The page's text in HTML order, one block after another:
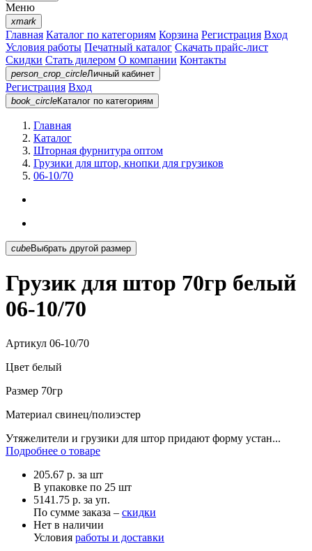
Меню
xmark
Главная Каталог по категориям Корзина Регистрация Вход
Условия работы Печатный каталог Скачать прайс-лист
Скидки Стать дилером О компании Контакты
person_crop_circleЛичный кабинет
Регистрация Вход
book_circleКаталог по категориям
Главная
Каталог
Шторная фурнитура оптом
Грузики для штор, кнопки для грузиков
06-10/70
cubeВыбрать другой размер
Грузик для штор 70гр белый
06-10/70
Артикул 06-10/70
Цвет белый
Размер 70гр
Материал свинец/полиэстер
Утяжелители и грузики для штор придают форму устан...
Подробнее о товаре
205.67 р. за шт
В упаковке по 25 шт
5141.75 р. за уп.
По сумме заказа – скидки
Нет в наличии
Условия работы и доставки